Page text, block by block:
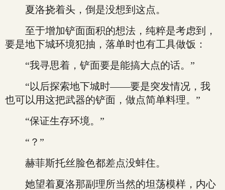
夏洛挠着头，倒是没想到这点。
至于增加铲面面积的想法，纯粹是考虑到，
要是地下城环境犯抽，落单时也有工具做饭：
“我寻思着，铲面要是能搞大点的话。”
“以后探索地下城时——要是突发情况，我
也可以用这把武器的铲面，做点简单料理。”
“保证生存环境。”
“？”
赫菲斯托丝脸色都差点没蚌住。
她望着夏洛那副理所当然的坦荡模样，内心